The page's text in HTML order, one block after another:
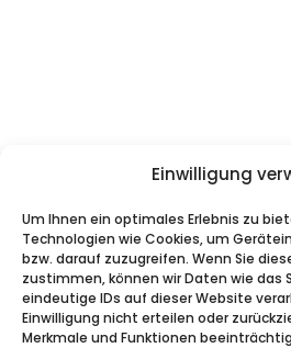
Einwilligung
Um Ihnen ein optimales Erlebnis zu
Technologien wie Cookies, um
bzw. darauf zuzugreifen. Wenn Sie
zustimmen, können wir Daten wie das
eindeutige IDs auf dieser Website
Einwilligung nicht erteilen oder
Merkmale und Funktionen